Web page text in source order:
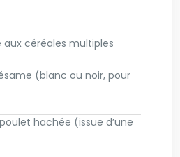
aux céréales multiples
(blanc ou noir, pour
hachée (issue d’une